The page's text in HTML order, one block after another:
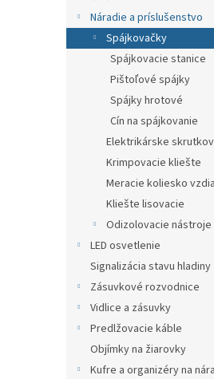
Náradie a príslušenstvo
Spájkovačky
Spájkovacie stanice
Pištoľové spájky
Spájky hrotové
Cín na spájkovanie
Elektrikárske
Krimpovacie kliešte
Meracie koliesko
Kliešte lisovacie
Odizolovacie nástroje
LED osvetlenie
Signalizácia stavu hladiny
Zásuvkové rozvodnice
Vidlice a zásuvky
Predlžovacie káble
Objímky na žiarovky
Kufre a organizéry na